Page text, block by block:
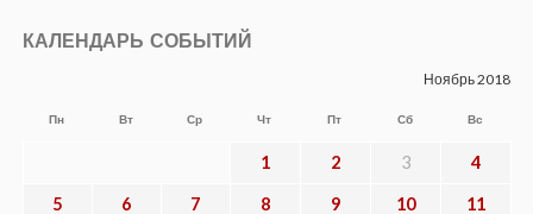
ИНТЕРНЕТ И СМИ
Подписывайтесь на канал «Смоленской
Опубликовано 31.07.2026
В КПРФ предложили проводить